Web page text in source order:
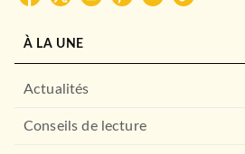
À LA UNE
Actualités
Conseils de lecture